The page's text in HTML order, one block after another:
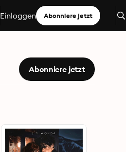
Einloggen Abonniere jetzt
Abonniere jetzt